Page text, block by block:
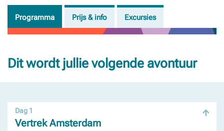
Programma Prijs & info Excursies
Dit wordt jullie volgende avontuur
Vertrek Amsterdam
Dag 1